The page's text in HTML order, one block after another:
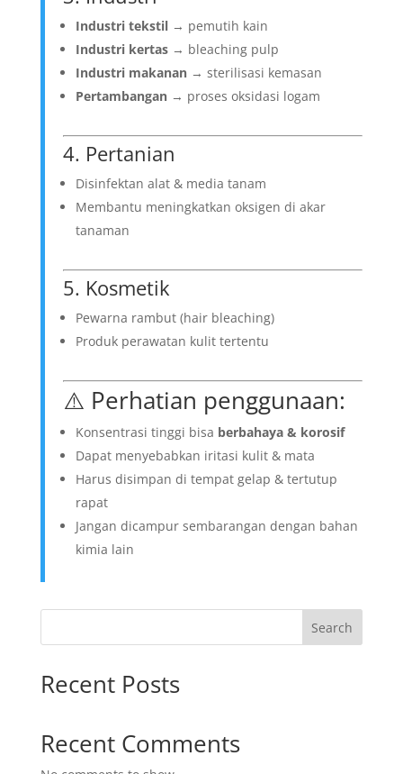
Industri tekstil→ pemutih kain
Industri kertas→ bleaching pulp
Industri makanan→ sterilisasi kemasan
Pertambangan→ proses oksidasi logam
4. Pertanian
Disinfektan alat & media tanam
Membantu meningkatkan oksigen di akar
tanaman
5. Kosmetik
Pewarna rambut (hair bleaching)
Produk perawatan kulit tertentu
⚠️ Perhatian penggunaan:
Konsentrasi tinggi bisa berbahaya & korosif
Dapat menyebabkan iritasi kulit & mata
Harus disimpan di tempat gelap & tertutup
rapat
Jangan dicampur sembarangan dengan bahan
kimia lain
Search
Recent Posts
Recent Comments